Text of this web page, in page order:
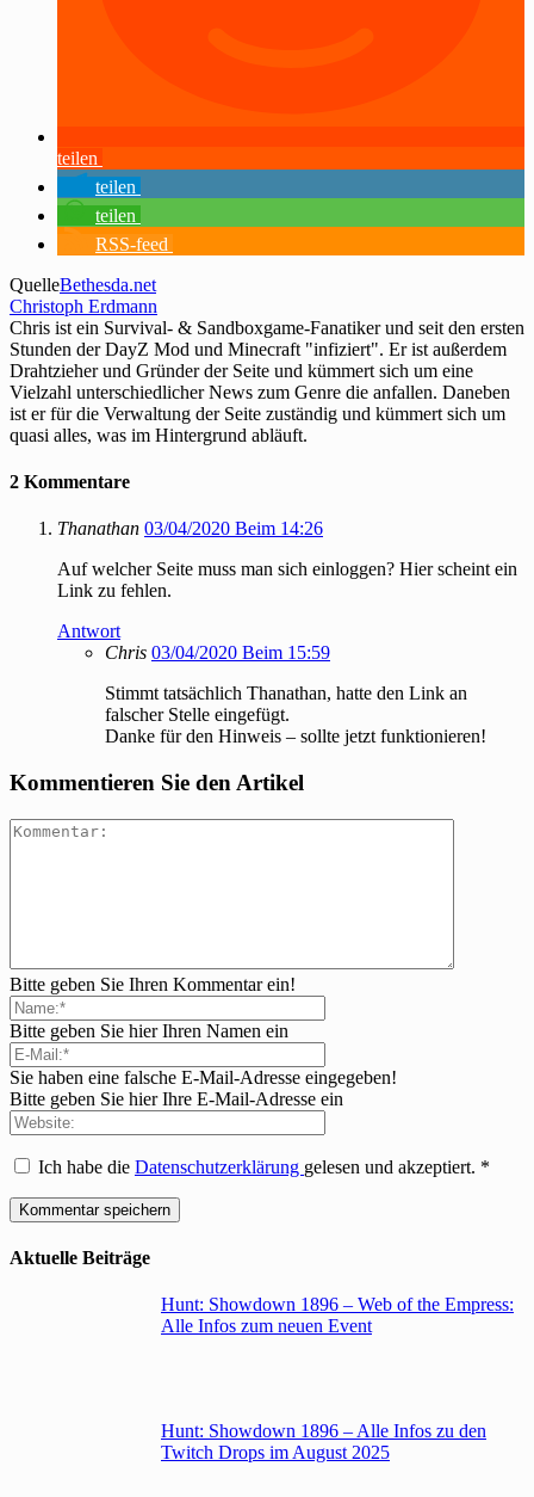
teilen
teilen
teilen
RSS-feed
QuelleBethesda.net
Christoph Erdmann
Chris ist ein Survival- & Sandboxgame-Fanatiker und seit den ersten
Stunden der DayZ Mod und Minecraft "infiziert". Er ist außerdem
Drahtzieher und Gründer der Seite und kümmert sich um eine
Vielzahl unterschiedlicher News zum Genre die anfallen. Daneben
ist er für die Verwaltung der Seite zuständig und kümmert sich um
quasi alles, was im Hintergrund abläuft.
2 Kommentare
Thanathan 03/04/2020 Beim 14:26
Auf welcher Seite muss man sich einloggen? Hier scheint ein
Link zu fehlen.
Antwort
Chris 03/04/2020 Beim 15:59
Stimmt tatsächlich Thanathan, hatte den Link an
falscher Stelle eingefügt.
Danke für den Hinweis – sollte jetzt funktionieren!
Kommentieren Sie den Artikel
Bitte geben Sie Ihren Kommentar ein!
Bitte geben Sie hier Ihren Namen ein
Sie haben eine falsche E-Mail-Adresse eingegeben!
Bitte geben Sie hier Ihre E-Mail-Adresse ein
Ich habe die Datenschutzerklärung gelesen und akzeptiert. *
Aktuelle Beiträge
Hunt: Showdown 1896 – Web of the Empress:
Alle Infos zum neuen Event
Hunt: Showdown 1896 – Alle Infos zu den
Twitch Drops im August 2025